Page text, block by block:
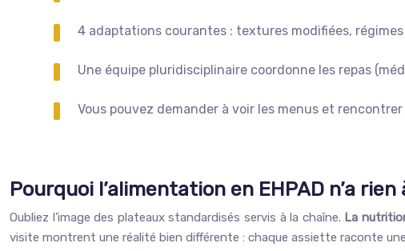
4 adaptations courantes : textures modifiées,
Une équipe pluridisciplinaire coordonne les repas
Vous pouvez demander à voir les menus et
Pourquoi l’alimentation en EHPAD n’a
Oubliez l’image des plateaux standardisés servis à la chaîne. La
visite montrent une réalité bien différente : chaque assiette raconte